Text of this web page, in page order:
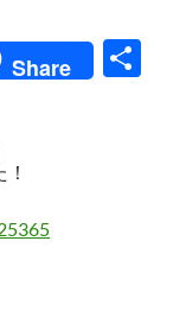
Share